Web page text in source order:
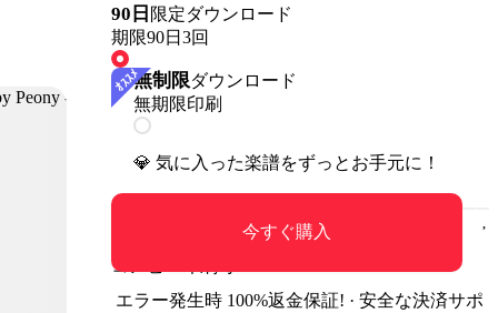
90日 限定ダウンロード
期限90日 3回
無制限ダウンロード
無期限印刷
💎 気に入った楽譜をずっとお手元に！
今すぐ購入
コンビニ印刷可
エラー発生時 100%返金保証! · 安全な決済サポ